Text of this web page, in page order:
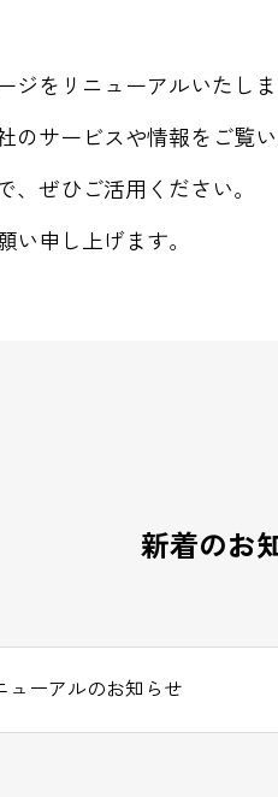
ジをリニューアルいたしま
のサービスや情報をご覧
ぜひご活用ください。
申し上げます。
新着のお
ューアルのお知らせ